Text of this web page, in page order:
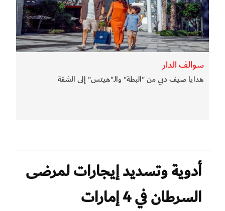
سوالف الدار
هدايا صيف دبي من "البطة" والـ"هيتس" إلى الشقة
أدوية وتسديد إيجارات لمرضى
السرطان في 4 إمارات